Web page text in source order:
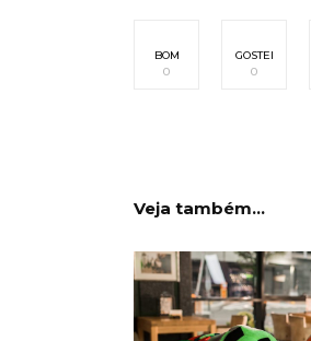
BOM
0
GOSTEI
0
Veja também...